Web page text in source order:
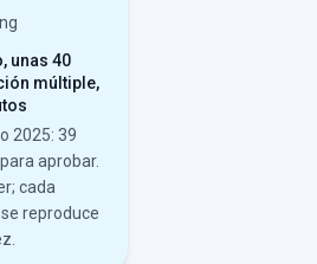
unas 40
múltiple,
2025: 39
aprobar.
cada
reproduce